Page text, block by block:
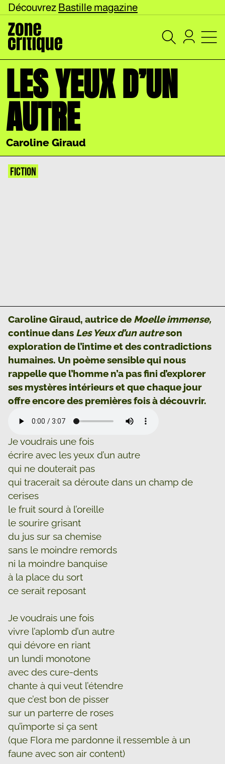
Découvrez Bastille magazine
LES YEUX D’UN
AUTRE
Caroline Giraud
FICTION
Caroline Giraud, autrice de Moelle immense,
continue dans Les Yeux d’un autreson
exploration de l’intime et des contradictions
humaines. Un poème sensible qui nous
rappelle que l’homme n’a pas fini d’explorer
ses mystères intérieurs et que chaque jour
offre encore des premières fois à découvrir.
Je voudrais une fois
écrire avec les yeux d’un autre
qui ne douterait pas
qui tracerait sa déroute dans un champ de
cerises
le fruit sourd à l’oreille
le sourire grisant
du jus sur sa chemise
sans le moindre remords
ni la moindre banquise
à la place du sort
ce serait reposant
Je voudrais une fois
vivre l’aplomb d’un autre
qui dévore en riant
un lundi monotone
avec des cure-dents
chante à qui veut l’étendre
que c’est bon de pisser
sur un parterre de roses
qu’importe si ça sent
(que Flora me pardonne il ressemble à un
faune avec son air content)